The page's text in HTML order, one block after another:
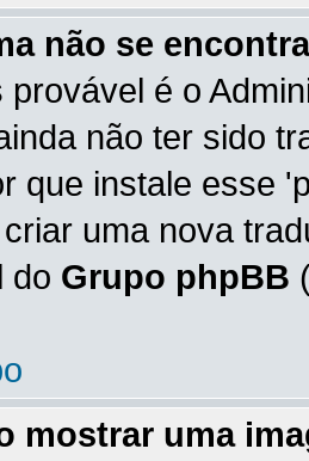
não se
provável é o
não ter sido
que instale esse
uma nova
do Grupo phpBB
mostrar uma